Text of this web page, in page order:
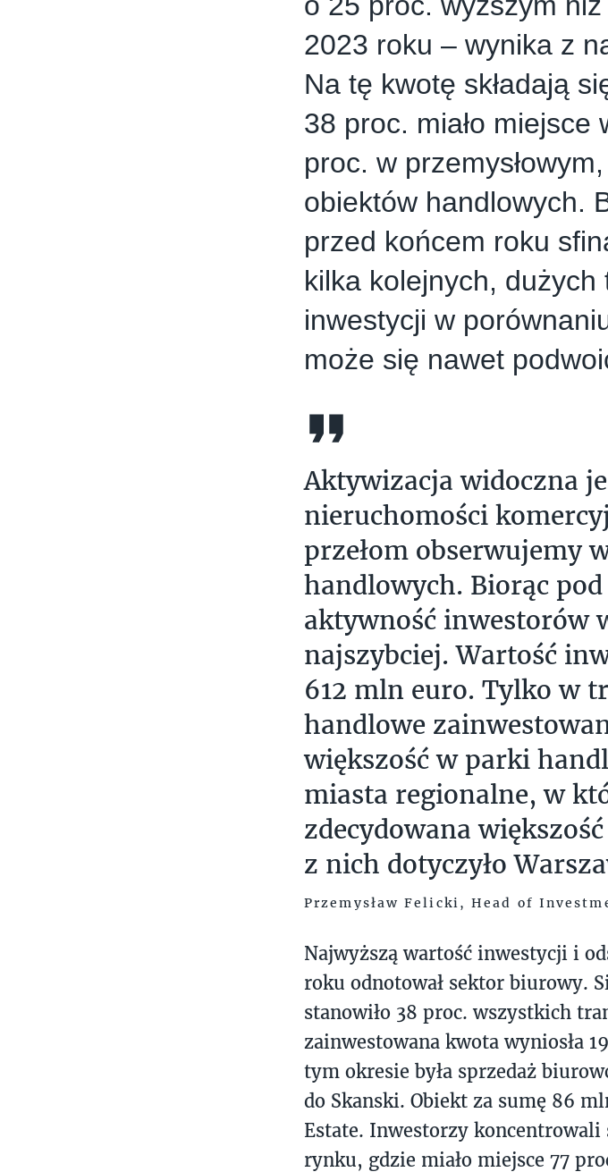
2023 roku – wynika z
Na tę kwotę składają
38 proc. miało
proc. w
obiektów handlowych.
przed końcem roku
kilka kolejnych,
inwestycji w
może się nawet
Aktywizacja widoczna
nieruchomości
przełom obserwujemy
handlowych. Biorąc
aktywność inwestorów
najszybciej. Wartość
612 mln euro. Tylko w
handlowe
większość w parki
miasta regionalne, w
zdecydowana
z nich dotyczyło
Przemysław Felicki, Head of
Najwyższą wartość inwestycji i
roku odnotował sektor biurowy.
stanowiło 38 proc. wszystkich
zainwestowana kwota wyniosła
tym okresie była sprzedaż
do Skanski. Obiekt za sumę 86
Estate. Inwestorzy koncentrowali
rynku, gdzie miało miejsce 77